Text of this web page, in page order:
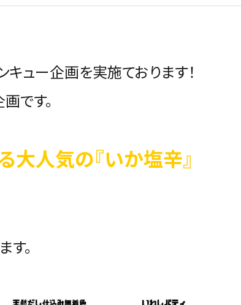
ュー企画を実施ております！
です。
人気の『いか塩辛』
。